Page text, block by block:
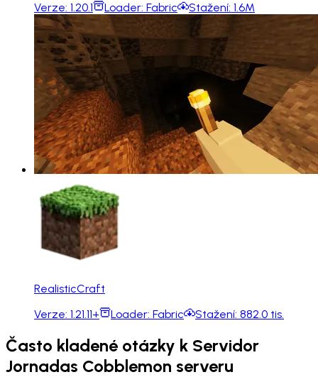
Verze: 1.20.1 Loader: Fabric Stažení: 1.6M
RealisticCraft
Verze: 1.21.11+ Loader: Fabric Stažení: 882.0 tis.
Často kladené otázky k Servidor
Jornadas Cobblemon serveru